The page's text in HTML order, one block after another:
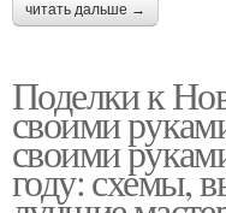
читать дальше →
Поделки к
своими
своими
году: схемы,